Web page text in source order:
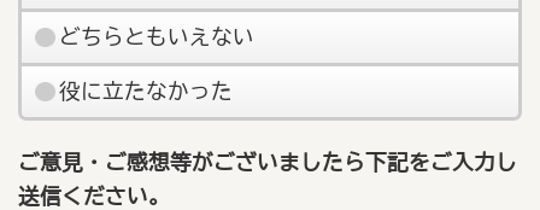
どちらともいえない
役に立たなかった
ご意見・ご感想等がございましたら下記をご入力し
送信ください。